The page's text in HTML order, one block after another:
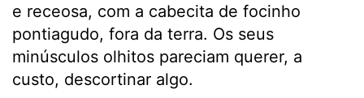
e receosa, com a cabecita de focinho
pontiagudo, fora da terra. Os seus
minúsculos olhitos pareciam querer, a
custo, descortinar algo.